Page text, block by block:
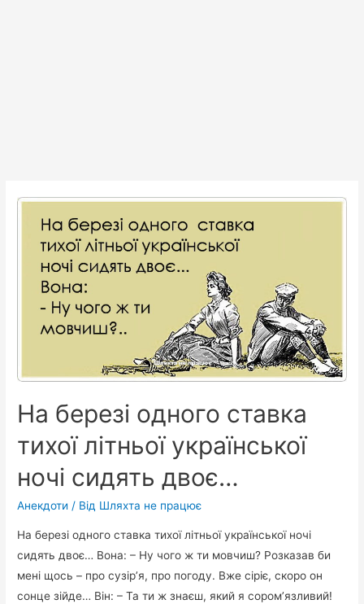
На березі одного ставка
тихої літньої української
ночі сидять двоє…
Анекдоти / Від Шляхта не працює
На березі одного ставка тихої літньої української ночі
сидять двоє… Вона: – Ну чого ж ти мовчиш? Розказав би
мені щось – про сузір’я, про погоду. Вже сіріє, скоро он
сонце зійде… Він: – Та ти ж знаєш, який я сором’язливий!